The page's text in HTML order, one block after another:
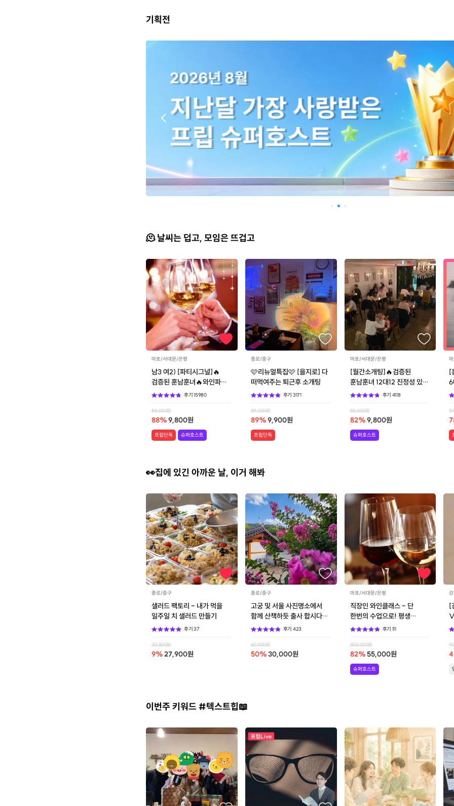
기획전
🫠 날씨는 덥고, 모임은 뜨겁고
마포/서대문/은평
남3 여2) [파티시그널]🔥
검증된 훈남훈녀🔥와인파티
+소개팅
후기15980
85,000원
88%9,800원
프립단독 슈퍼호스트
종로/중구
🩷리뉴얼특집🩷 [을지로] 다
떠먹여주는 퇴근후 소개팅
후기 3171
89,000원
89%9,900원
프립단독
마포/서대문/은평
[월간소개팅]🔥검증된
훈남훈녀 12대12 진정성 있는
로테이션 소개팅
후기 4118
55,000원
82%9,800원
슈퍼호스트
[
6
👀집에 있긴 아까운 날, 이거 해봐
종로/중구
샐러드 팩토리 - 내가 먹을
일주일 치 샐러드 만들기
후기37
30,800원
9%27,900원
종로/중구
고궁 및 서울 사진명소에서
함께 산책하듯 출사 합시다
(예약 가능) 후기 423
60,000원
50%30,000원
마포/서대문/은평
직장인 와인클래스 - 단
한번의 수업으로! 평생
써먹는 와인강좌!
후기 111
300,000원
82%55,000원
슈퍼호스트
[
이번주 키워드 #텍스트힙📖